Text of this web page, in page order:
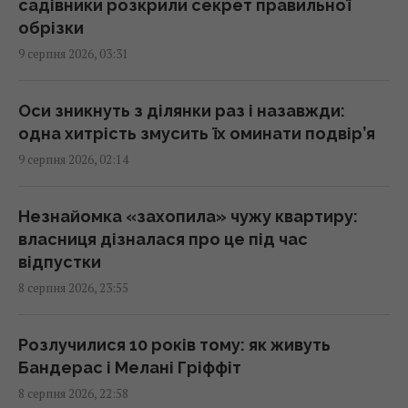
Зухвалі удари України по Росії можуть
зіграти на руку Путіну, - The Times
Експерт назвав 4 безкоштовні програми,
які встановлює на кожен ПК із Windows
Росія може застосувати ядерну зброю
проти України: у МЗС Туреччини назвали
реальну умову
Має невдоволений вигляд і є майстром
маскування: що відомо про дивного птаха з
садівники розкрили секрет правильної
обрізки
9 серпня 2026, 03:31
Оси зникнуть з ділянки раз і назавжди:
одна хитрість змусить їх оминати подвір’я
9 серпня 2026, 02:14
Незнайомка «захопила» чужу квартиру:
власниця дізналася про це під час
відпустки
8 серпня 2026, 23:55
Розлучилися 10 років тому: як живуть
Бандерас і Мелані Гріффіт
8 серпня 2026, 22:58